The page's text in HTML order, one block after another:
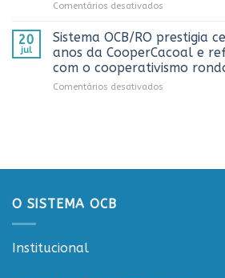
Vilhena
apresentação
Rondônia
Comentários desativados
ESGCOOP
promove
debate
sobre
Rondônia
20
jul
Sistema OCB/RO prestigia
anos da CooperCacoal e
com o cooperativismo
Comentários desativados
20
O SISTEMA OCB
Institucional